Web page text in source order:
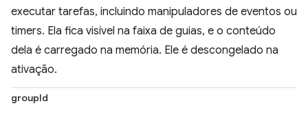
executar tarefas, incluindo manipuladores de eventos ou
timers. Ela fica visível na faixa de guias, e o conteúdo
dela é carregado na memória. Ele é descongelado na
ativação.
groupId